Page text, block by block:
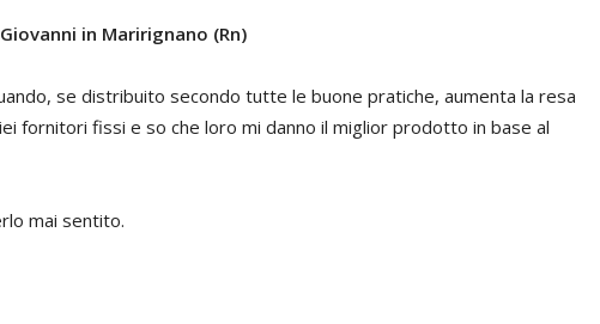
in Marirignano (Rn)
se distribuito secondo tutte le buone pratiche, aumenta la resa
fornitori fissi e so che loro mi danno il miglior prodotto in base al
mai sentito.